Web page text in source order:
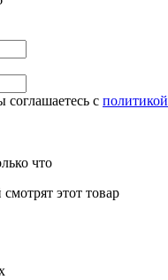
с политикой
что
смотрят этот товар